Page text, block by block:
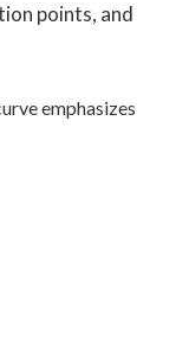
points, and
emphasizes